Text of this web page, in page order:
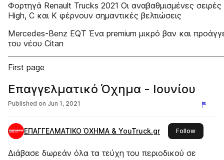
Φορτηγά Renault Trucks 2021 Οι αναβαθμισμένες
High, C και K φέρνουν σημαντικές βελτιώσεις
Mercedes-Benz EQT Ένα premium μικρό βαν και
του νέου Citan
First page
Επαγγελματικό Όχημα - Ιουνίου
Published on Jun 1, 2021
ΕΠΑΓΓΕΛΜΑΤΙΚΟ ΌΧΗΜΑ & YouTruck.gr Followthis
Διάβασε δωρεάν όλα τα τεύχη του περιοδικού σε